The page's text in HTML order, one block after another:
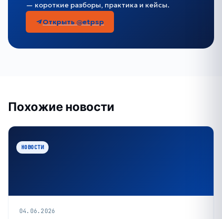
— короткие разборы, практика и кейсы.
Открыть @etpsp
Похожие новости
НОВОСТИ
04.06.2026